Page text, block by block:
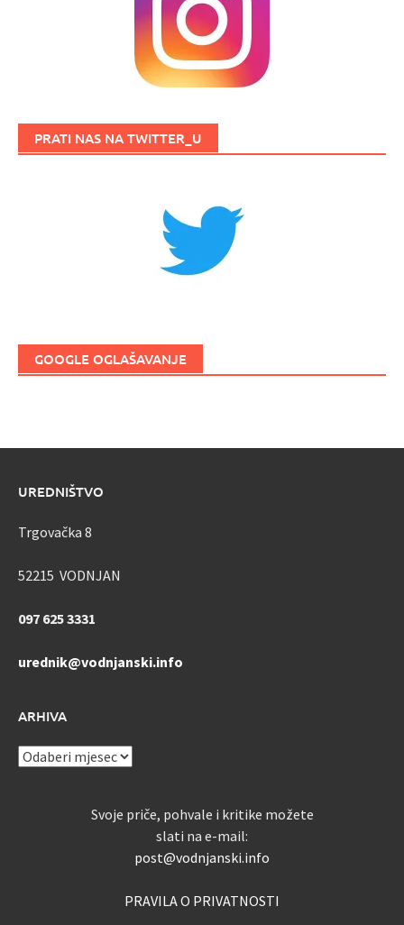
PRATI NAS NA TWITTER_U
GOOGLE OGLAŠAVANJE
UREDNIŠTVO
Trgovačka 8
52215 VODNJAN
097 625 3331
urednik@vodnjanski.info
ARHIVA
ARHIVA
Svoje priče, pohvale i kritike možete
slati na e-mail:
post@vodnjanski.info
PRAVILA O PRIVATNOSTI